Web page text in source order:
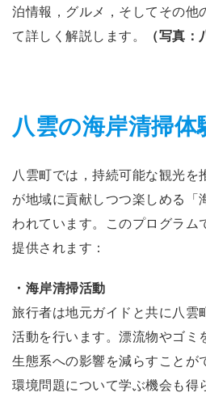
泊情報，グルメ，そしてその他
て詳しく解説します。
（写真
八雲の海岸清掃体
八雲町では，持続可能な観光を
が地域に貢献しつつ楽しめる「
われています。このプログラム
提供されます：
・海岸清掃活動
旅行者は地元ガイドと共に八雲
活動を行います。漂流物やゴミ
生態系への影響を減らすことが
環境問題について学ぶ機会も得